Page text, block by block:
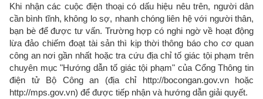
Khi nhận các cuộc điện thoại có dấu hiệu nêu trên, người dân
cần bình tĩnh, không lo sợ, nhanh chóng liên hệ với người thân,
bạn bè để được tư vấn. Trường hợp có nghi ngờ về hoạt động
lừa đảo chiếm đoạt tài sản thì kịp thời thông báo cho cơ quan
công an nơi gần nhất hoặc tra cứu địa chỉ tố giác tội phạm trên
chuyên mục "Hướng dẫn tố giác tội phạm" của Cổng Thông tin
điện tử Bộ Công an (địa chỉ http://bocongan.gov.vn hoặc
http://mps.gov.vn) để được tiếp nhận và hướng dẫn giải quyết.